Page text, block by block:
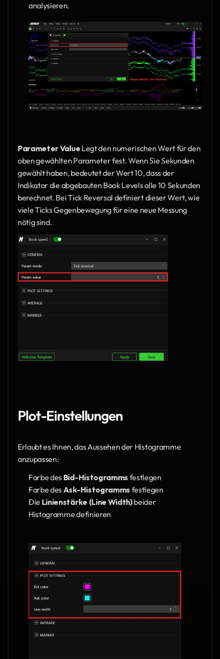
analysieren.
Parameter Value Legt den numerischen Wert für den
oben gewählten Parameter fest. Wenn Sie Sekunden
gewählt haben, bedeutet der Wert 10, dass der
Indikator die abgebauten Book Levels alle 10 Sekunden
berechnet. Bei Tick Reversal definiert dieser Wert, wie
viele Ticks Gegenbewegung für eine neue Messung
nötig sind.
Plot-Einstellungen
Erlaubt es Ihnen, das Aussehen der Histogramme
anzupassen:
Farbe des Bid-Histogramms festlegen
Farbe des Ask-Histogramms festlegen
Die Linienstärke (Line Width) beider
Histogramme definieren